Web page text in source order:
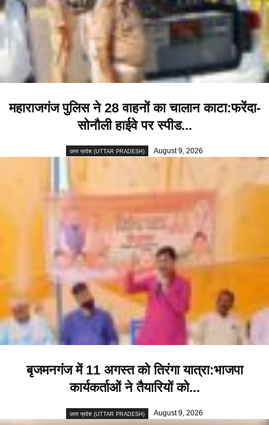
महाराजगंज पुलिस ने 28 वाहनों का चालान काटा:फरेंदा-
सोनौली हाईवे पर स्पीड...
उत्तर प्रदेश (UTTAR PRADESH) August 9, 2026
बृजमनगंज में 11 अगस्त को तिरंगा यात्रा:भाजपा
कार्यकर्ताओं ने तैयारियों को...
उत्तर प्रदेश (UTTAR PRADESH) August 9, 2026